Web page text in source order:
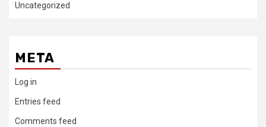
Uncategorized
META
Log in
Entries feed
Comments feed